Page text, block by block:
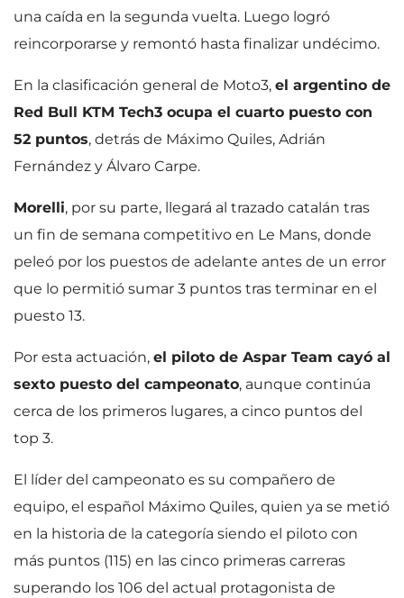
una caída en la segunda vuelta. Luego logró
reincorporarse y remontó hasta finalizar undécimo.
En la clasificación general de Moto3, el argentino de
Red Bull KTM Tech3 ocupa el cuarto puesto con
52 puntos, detrás de Máximo Quiles, Adrián
Fernández y Álvaro Carpe.
Morelli, por su parte, llegará al trazado catalán tras
un fin de semana competitivo en Le Mans, donde
peleó por los puestos de adelante antes de un error
que lo permitió sumar 3 puntos tras terminar en el
puesto 13.
Por esta actuación, el piloto de Aspar Team cayó al
sexto puesto del campeonato, aunque continúa
cerca de los primeros lugares, a cinco puntos del
top 3.
El líder del campeonato es su compañero de
equipo, el español Máximo Quiles, quien ya se metió
en la historia de la categoría siendo el piloto con
más puntos (115) en las cinco primeras carreras
superando los 106 del actual protagonista de